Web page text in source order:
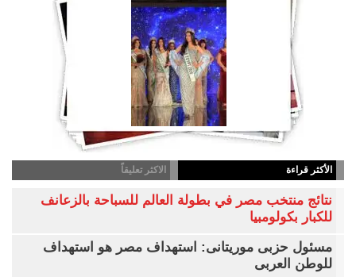
الأكثر قراءة الاكثر تعليقاً
نتائج منتخب مصر في بطولة العالم للسباحة بالزعانف
للكبار بكولومبيا
مسئول حزبى موريتانى: استهداف مصر هو استهداف
للوطن العربى